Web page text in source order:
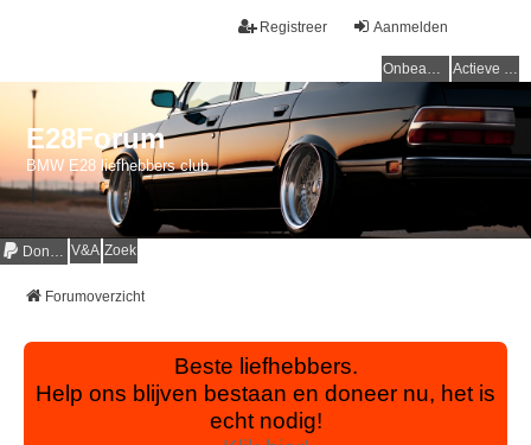
Aanmelden
Registreer
Onbeantwoorde onderwerpen Actieve onderwerpen
E28Forum
BMW E28 liefhebbers club
Donaties V&A Zoek
Forumoverzicht
Beste liefhebbers.
Help ons blijven bestaan en doneer nu, het is
echt nodig!